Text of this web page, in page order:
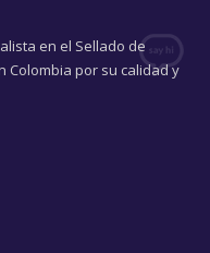
en el Sellado de
Colombia por su calidad y